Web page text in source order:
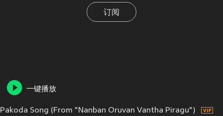
订阅
一键播放
Pakoda Song (From "Nanban Oruvan Vantha Piragu")